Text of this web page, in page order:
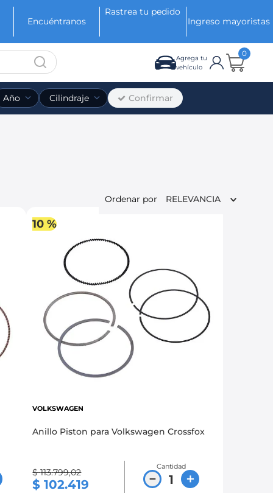
Encuéntranos
Rastrea tu pedido
Ingreso mayoristas
Agrega tu
vehículo
0
Año Cilindraje Confirmar
Ordenar por RELEVANCIA
10 %
VOLKSWAGEN
Anillo Piston para Volkswagen Crossfox
$ 113.799,02
$ 102.419
Cantidad
＋
－